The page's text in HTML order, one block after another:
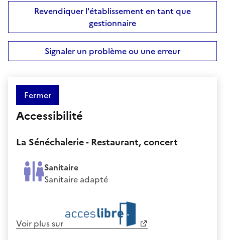
Revendiquer l'établissement en tant que
gestionnaire
Signaler un problème ou une erreur
Fermer
Accessibilité
La Sénéchalerie - Restaurant, concert
Sanitaire
Sanitaire adapté
Voir plus sur